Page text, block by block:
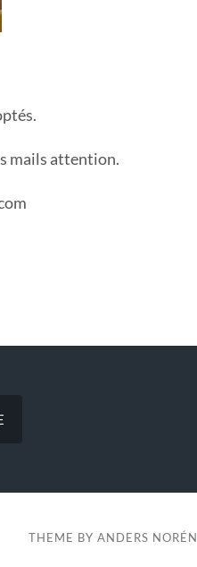
mails attention.
THEME BYANDERS NORÉN